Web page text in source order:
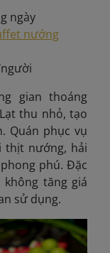
ngày
nướng
gian thoáng
thu nhỏ, tạo
Quán phục vụ
thịt nướng, hải
phú. Đặc
tăng giá
sử dụng.